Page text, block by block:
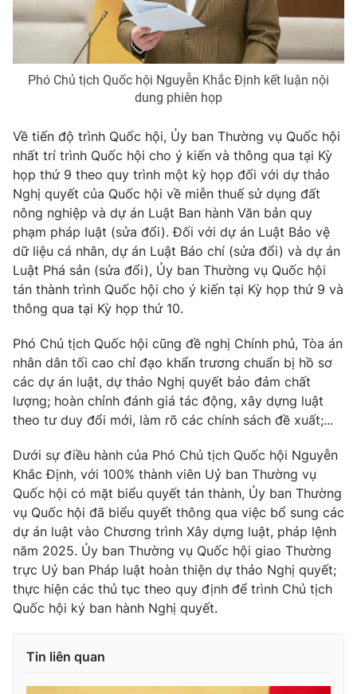
Phó Chủ tịch Quốc hội Nguyễn Khắc Định kết luận nội
dung phiên họp
Về tiến độ trình Quốc hội, Ủy ban Thường vụ Quốc hội
nhất trí trình Quốc hội cho ý kiến và thông qua tại Kỳ
họp thứ 9 theo quy trình một kỳ họp đối với dự thảo
Nghị quyết của Quốc hội về miễn thuế sử dụng đất
nông nghiệp và dự án Luật Ban hành Văn bản quy
phạm pháp luật (sửa đổi). Đối với dự án Luật Bảo vệ
dữ liệu cá nhân, dự án Luật Báo chí (sửa đổi) và dự án
Luật Phá sản (sửa đổi), Ủy ban Thường vụ Quốc hội
tán thành trình Quốc hội cho ý kiến tại Kỳ họp thứ 9 và
thông qua tại Kỳ họp thứ 10.
Phó Chủ tịch Quốc hội cũng đề nghị Chính phủ, Tòa án
nhân dân tối cao chỉ đạo khẩn trương chuẩn bị hồ sơ
các dự án luật, dự thảo Nghị quyết bảo đảm chất
lượng; hoàn chỉnh đánh giá tác động, xây dựng luật
theo tư duy đổi mới, làm rõ các chính sách đề xuất;...
Dưới sự điều hành của Phó Chủ tịch Quốc hội Nguyễn
Khắc Định, với 100% thành viên Uỷ ban Thường vụ
Quốc hội có mặt biểu quyết tán thành, Ủy ban Thường
vụ Quốc hội đã biểu quyết thông qua việc bổ sung các
dự án luật vào Chương trình Xây dựng luật, pháp lệnh
năm 2025. Ủy ban Thường vụ Quốc hội giao Thường
trực Uỷ ban Pháp luật hoàn thiện dự thảo Nghị quyết;
thực hiện các thủ tục theo quy định để trình Chủ tịch
Quốc hội ký ban hành Nghị quyết.
Tin liên quan